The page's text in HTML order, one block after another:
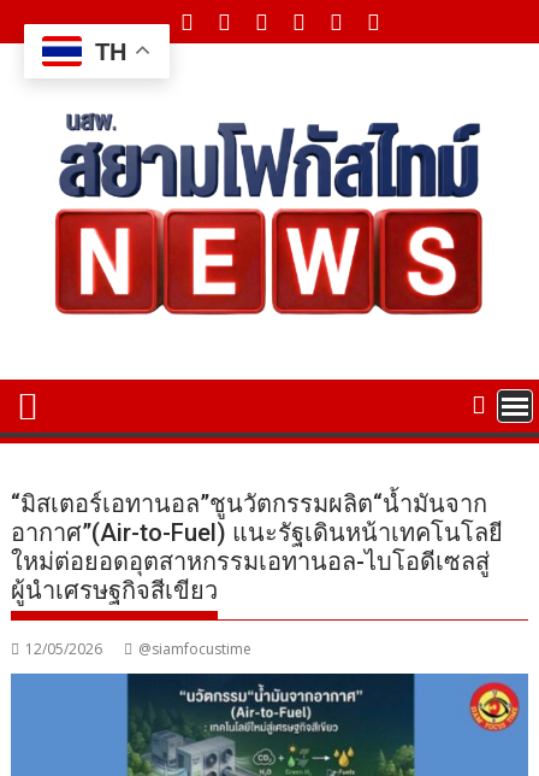
to
content
“มิสเตอร์เอทานอล”ชูนวัตกรรมผลิต“น้ำมันจาก
อากาศ”(Air-to-Fuel) แนะรัฐเดินหน้าเทคโนโลยี
ใหม่ต่อยอดอุตสาหกรรมเอทานอล-ไบโอดีเซลสู่
ผู้นำเศรษฐกิจสีเขียว
12/05/2026 @siamfocustime
TH